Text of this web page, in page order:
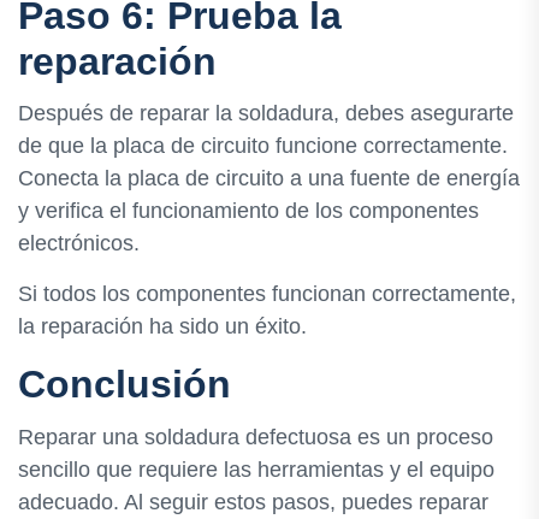
Paso 6: Prueba la
reparación
Después de reparar la soldadura, debes asegurarte
de que la placa de circuito funcione correctamente.
Conecta la placa de circuito a una fuente de energía
y verifica el funcionamiento de los componentes
electrónicos.
Si todos los componentes funcionan correctamente,
la reparación ha sido un éxito.
Conclusión
Reparar una soldadura defectuosa es un proceso
sencillo que requiere las herramientas y el equipo
adecuado. Al seguir estos pasos, puedes reparar